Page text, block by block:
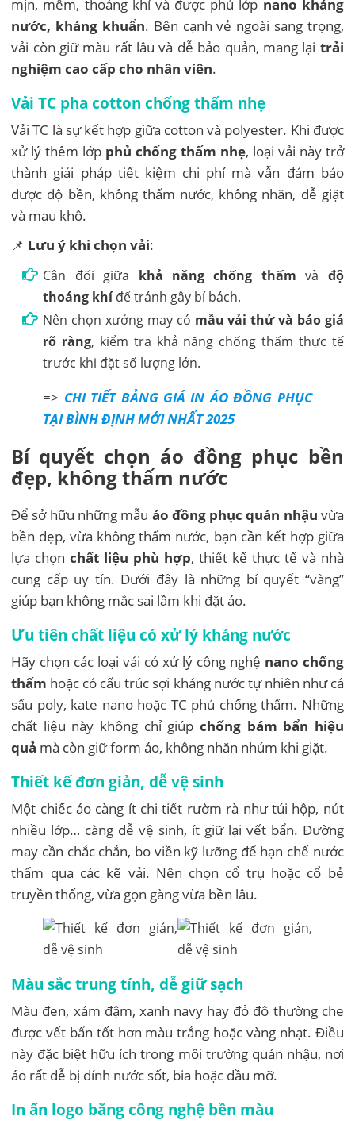
mịn, mềm, thoáng khí và được phủ lớp nano kháng
nước, kháng khuẩn. Bên cạnh vẻ ngoài sang trọng,
vải còn giữ màu rất lâu và dễ bảo quản, mang lại trải
nghiệm cao cấp cho nhân viên.
Vải TC pha cotton chống thấm nhẹ
Vải TC là sự kết hợp giữa cotton và polyester. Khi được
xử lý thêm lớp phủ chống thấm nhẹ, loại vải này trở
thành giải pháp tiết kiệm chi phí mà vẫn đảm bảo
được độ bền, không thấm nước, không nhăn, dễ giặt
và mau khô.
📌 Lưu ý khi chọn vải:
Cân đối giữa khả năng chống thấm và độ
thoáng khíđể tránh gây bí bách.
Nên chọn xưởng may có mẫu vải thử và báo giá
rõ ràng, kiểm tra khả năng chống thấm thực tế
trước khi đặt số lượng lớn.
=> CHI TIẾT BẢNG GIÁ IN ÁO ĐỒNG PHỤC
TẠI BÌNH ĐỊNH MỚI NHẤT 2025
Bí quyết chọn áo đồng phục bền
đẹp, không thấm nước
Để sở hữu những mẫu áo đồng phục quán nhậu vừa
bền đẹp, vừa không thấm nước, bạn cần kết hợp giữa
lựa chọnchất liệu phù hợp, thiết kế thực tế và nhà
cung cấp uy tín. Dưới đây là những bí quyết “vàng”
giúp bạn không mắc sai lầm khi đặt áo.
Ưu tiên chất liệu có xử lý kháng nước
Hãy chọn các loại vải có xử lý công nghệ nano chống
thấm hoặc có cấu trúc sợi kháng nước tự nhiên như cá
sấu poly, kate nano hoặc TC phủ chống thấm. Những
chất liệu này không chỉ giúp chống bám bẩn hiệu
quả mà còn giữ form áo, không nhăn nhúm khi giặt.
Thiết kế đơn giản, dễ vệ sinh
Một chiếc áo càng ít chi tiết rườm rà như túi hộp, nút
nhiều lớp… càng dễ vệ sinh, ít giữ lại vết bẩn. Đường
may cần chắc chắn, bo viền kỹ lưỡng để hạn chế nước
thấm qua các kẽ vải. Nên chọn cổ trụ hoặc cổ bẻ
truyền thống, vừa gọn gàng vừa bền lâu.
Màu sắc trung tính, dễ giữ sạch
Màu đen, xám đậm, xanh navy hay đỏ đô thường che
được vết bẩn tốt hơn màu trắng hoặc vàng nhạt. Điều
này đặc biệt hữu ích trong môi trường quán nhậu, nơi
áo rất dễ bị dính nước sốt, bia hoặc dầu mỡ.
In ấn logo bằng công nghệ bền màu